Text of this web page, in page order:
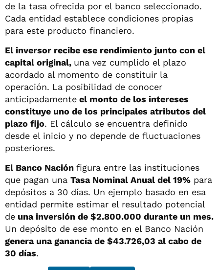
de la tasa ofrecida por el banco seleccionado.
Cada entidad establece condiciones propias
para este producto financiero.
El inversor recibe ese rendimiento junto con el
capital original, una vez cumplido el plazo
acordado al momento de constituir la
operación. La posibilidad de conocer
anticipadamente el monto de los intereses
constituye uno de los principales atributos del
plazo fijo. El cálculo se encuentra definido
desde el inicio y no depende de fluctuaciones
posteriores.
El Banco Nación figura entre las instituciones
que pagan una Tasa Nominal Anual del 19% para
depósitos a 30 días. Un ejemplo basado en esa
entidad permite estimar el resultado potencial
de una inversión de $2.800.000 durante un mes.
Un depósito de ese monto en el Banco Nación
genera una ganancia de $43.726,03 al cabo de
30 días.